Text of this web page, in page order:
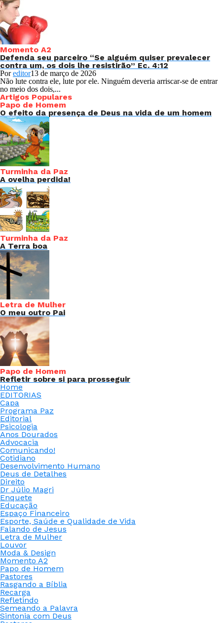
Momento A2
Defenda seu parceiro “Se alguém quiser prevalecer
contra um, os dois lhe resistirão” Ec. 4:12
Poreditor13 de março de 2026
Não lute contra ele, lute por ele. Ninguém deveria arriscar-se de entrar
no meio dos dois,...
Artigos Populares
Papo de Homem
O efeito da presença de Deus na vida de um homem
Turminha da Paz
A ovelha perdida!
Turminha da Paz
A Terra boa
Letra de Mulher
O meu outro Pai
Papo de Homem
Refletir sobre si para prosseguir
Home
EDITORIAS
Capa
Programa Paz
Editorial
Psicologia
Anos Dourados
Advocacia
Comunicando!
Cotidiano
Desenvolvimento Humano
Deus de Detalhes
Direito
Dr Júlio Magri
Enquete
Educação
Espaço Financeiro
Esporte, Saúde e Qualidade de Vida
Falando de Jesus
Letra de Mulher
Louvor
Moda & Design
Momento A2
Papo de Homem
Pastores
Rasgando a Bíblia
Recarga
Refletindo
Semeando a Palavra
Sintonia com Deus